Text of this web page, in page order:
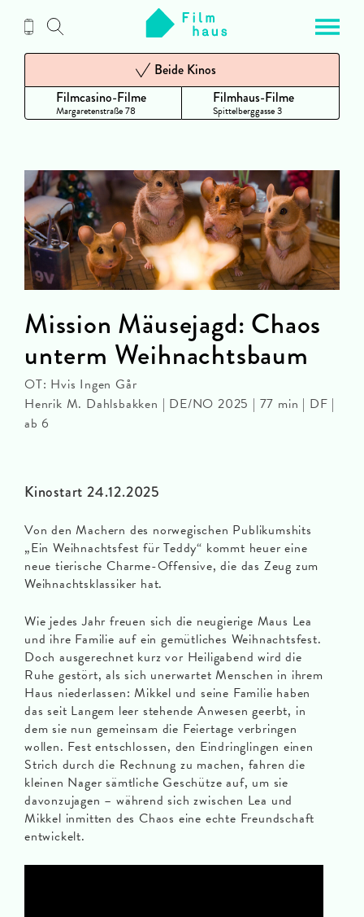
Inhalt
Filmcasino-Filme
Margaretenstraße 78
Beide Kinos
Filmhaus-Filme
Spittelberggasse 3
Kinostart 24.12.2025
Von den Machern des norwegischen Publikumshits
„Ein Weihnachtsfest für Teddy“ kommt heuer eine
neue tierische Charme-Offensive, die das Zeug zum
Weihnachtsklassiker hat.
Wie jedes Jahr freuen sich die neugierige Maus Lea
und ihre Familie auf ein gemütliches Weihnachtsfest.
Doch ausgerechnet kurz vor Heiligabend wird die
Ruhe gestört, als sich unerwartet Menschen in ihrem
Haus niederlassen: Mikkel und seine Familie haben
das seit Langem leer stehende Anwesen geerbt, in
dem sie nun gemeinsam die Feiertage verbringen
wollen. Fest entschlossen, den Eindringlingen einen
Strich durch die Rechnung zu machen, fahren die
kleinen Nager sämtliche Geschütze auf, um sie
davonzujagen – während sich zwischen Lea und
Mikkel inmitten des Chaos eine echte Freundschaft
entwickelt.
Mission Mäusejagd: Chaos
unterm Weihnachtsbaum
OT: Hvis Ingen Går
Henrik M. Dahlsbakken | DE/NO 2025 | 77 min | DF |
ab 6